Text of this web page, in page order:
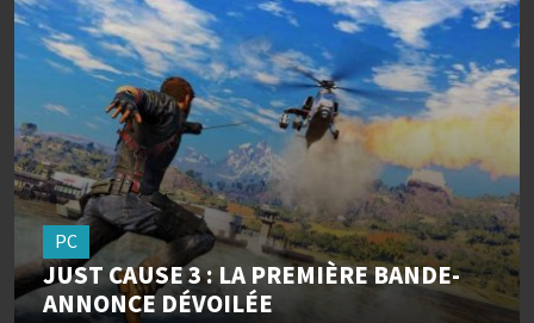
PC
JUST CAUSE 3 : LA PREMIÈRE BANDE-
ANNONCE DÉVOILÉE